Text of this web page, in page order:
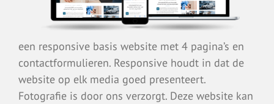
een responsive basis website met 4 pagina’s en
contactformulieren. Responsive houdt in dat de
website op elk media goed presenteert.
Fotografie is door ons verzorgt. Deze website kan